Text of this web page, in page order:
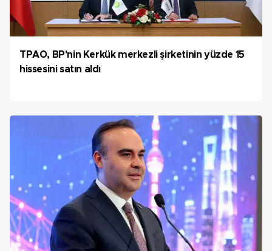
TPAO, BP'nin Kerkük merkezli şirketinin yüzde 15
hissesini satın aldı